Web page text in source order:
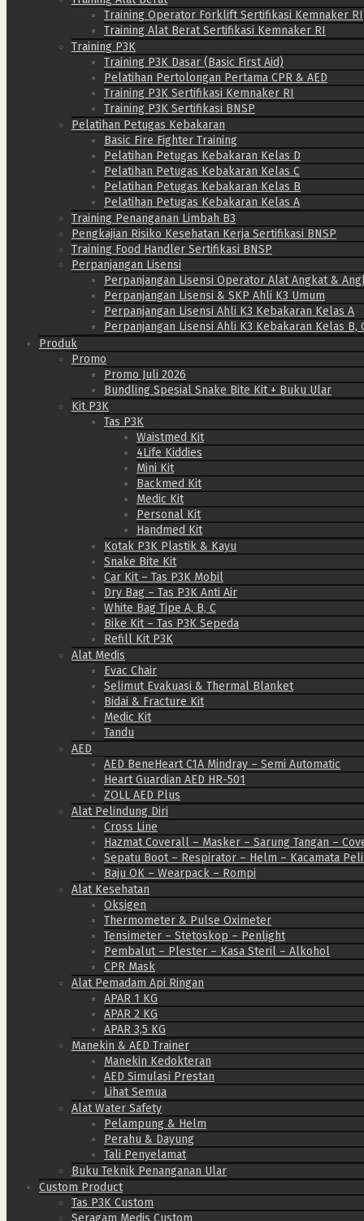
Training Operator Forklift Sertifikasi Kemnaker RI
Training Alat Berat Sertifikasi Kemnaker RI
Training P3K
Training P3K Dasar (Basic First Aid)
Pelatihan Pertolongan Pertama CPR & AED
Training P3K Sertifikasi Kemnaker RI
Training P3K Sertifikasi BNSP
Pelatihan Petugas Kebakaran
Basic Fire Fighter Training
Pelatihan Petugas Kebakaran Kelas D
Pelatihan Petugas Kebakaran Kelas C
Pelatihan Petugas Kebakaran Kelas B
Pelatihan Petugas Kebakaran Kelas A
Training Penanganan Limbah B3
Pengkajian Risiko Kesehatan Kerja Sertifikasi BNSP
Training Food Handler Sertifikasi BNSP
Perpanjangan Lisensi
Perpanjangan Lisensi Operator Alat Angkat &
Perpanjangan Lisensi & SKP Ahli K3 Umum
Perpanjangan Lisensi Ahli K3 Kebakaran Kelas A
Perpanjangan Lisensi Ahli K3 Kebakaran Kelas B,
Produk
Promo
Promo Juli 2026
Bundling Spesial Snake Bite Kit + Buku Ular
Kit P3K
Tas P3K
Waistmed Kit
4Life Kiddies
Mini Kit
Backmed Kit
Medic Kit
Personal Kit
Handmed Kit
Kotak P3K Plastik & Kayu
Snake Bite Kit
Car Kit – Tas P3K Mobil
Dry Bag – Tas P3K Anti Air
White Bag Tipe A, B, C
Bike Kit – Tas P3K Sepeda
Refill Kit P3K
Alat Medis
Evac Chair
Selimut Evakuasi & Thermal Blanket
Bidai & Fracture Kit
Medic Kit
Tandu
AED
AED BeneHeart C1A Mindray – Semi Automatic
Heart Guardian AED HR-501
ZOLL AED Plus
Alat Pelindung Diri
Cross Line
Hazmat Coverall – Masker – Sarung Tangan –
Sepatu Boot – Respirator – Helm – Kacamata
Baju OK – Wearpack – Rompi
Alat Kesehatan
Oksigen
Thermometer & Pulse Oximeter
Tensimeter – Stetoskop – Penlight
Pembalut – Plester – Kasa Steril – Alkohol
CPR Mask
Alat Pemadam Api Ringan
APAR 1 KG
APAR 2 KG
APAR 3,5 KG
Manekin & AED Trainer
Manekin Kedokteran
AED Simulasi Prestan
Lihat Semua
Alat Water Safety
Pelampung & Helm
Perahu & Dayung
Tali Penyelamat
Buku Teknik Penanganan Ular
Custom Product
Tas P3K Custom
Seragam Medis Custom